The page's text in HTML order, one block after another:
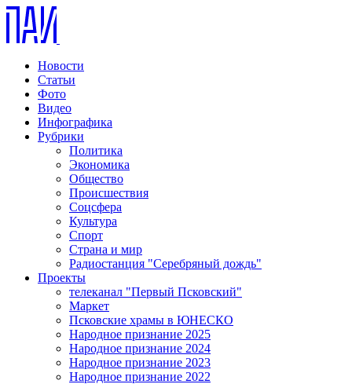
Новости
Статьи
Фото
Видео
Инфографика
Рубрики
Политика
Экономика
Общество
Происшествия
Соцсфера
Культура
Спорт
Страна и мир
Радиостанция "Серебряный дождь"
Проекты
телеканал "Первый Псковский"
Маркет
Псковские храмы в ЮНЕСКО
Народное признание 2025
Народное признание 2024
Народное признание 2023
Народное признание 2022